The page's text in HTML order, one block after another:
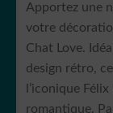
Apportez une
votre
Chat Love.
design rétro,
l’iconique
romantique.